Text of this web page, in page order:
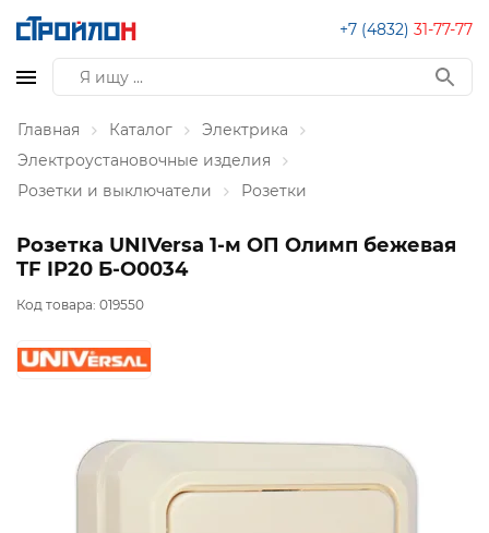
+7 (4832) 31-77-77
Главная Каталог
Электрика
Электроустановочные изделия
Розетки и выключатели
Розетки
Розетка UNIVersa 1-м ОП Олимп бежевая
TF IP20 Б-О0034
Код товара: 019550